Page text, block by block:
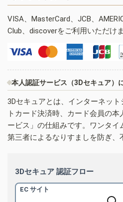
VISA、MasterCard、JCB、
Club、discoverをご利用いただけま
本人認証サービス（3Dセキュア）
3Dセキュアとは、インターネッ
トカード決済時、カード会員の
ービス」の仕組みです。ワンタイ
第三者によるなりすましを防ぎ、
3Dセキュア 認証フロー
EC サイト